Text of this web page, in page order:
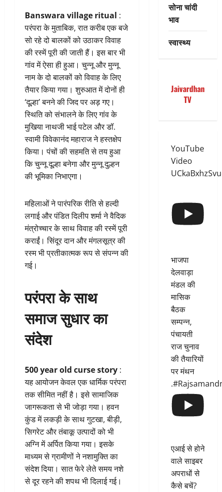
Banswara village ritual :
परंपरा के मुताबिक, रात करीब एक बजे
सो रहे दो बालकों को उठाकर विवाह
की रस्में पूरी की जाती हैं। इस बार भी
गांव में ऐसा ही हुआ। चुन्नू और मुन्नू
नाम के दो बालकों को विवाह के लिए
तैयार किया गया। शुरुआत में दोनों ही
‘दूल्हा’ बनने की जिद पर अड़ गए।
स्थिति को संभालने के लिए गांव के
मुखिया नाथजी भाई पटेल और डॉ.
स्वामी विवेकानंद महाराज ने हस्तक्षेप
किया। पंचों की सहमति से तय हुआ
कि चुन्नू दूल्हा बनेगा और मुन्नू दुल्हन
की भूमिका निभाएगा।
महिलाओं ने पारंपरिक रीति से हल्दी
लगाई और पंडित दिलीप शर्मा ने वैदिक
मंत्रोच्चार के साथ विवाह की रस्में पूरी
कराईं। सिंदूर दान और मंगलसूत्र की
रस्म भी प्रतीकात्मक रूप से संपन्न की
गई।
परंपरा के साथ
समाज सुधार का
संदेश
500 year old curse story :
यह आयोजन केवल एक धार्मिक परंपरा
तक सीमित नहीं है। इसे सामाजिक
जागरूकता से भी जोड़ा गया। हवन
कुंड में लकड़ी के साथ गुटखा, बीड़ी,
सिगरेट और तंबाकू उत्पादों को भी
अग्नि में अर्पित किया गया। इसके
माध्यम से ग्रामीणों ने नशामुक्ति का
संदेश दिया। सात फेरे लेते समय नशे
से दूर रहने की शपथ भी दिलाई गई।
सोना चांदी
भाव
स्वास्थ्य
Jaivardhan
TV
YouTube
Video
भाजपा
देलवाड़ा
मंडल की
मासिक
बैठक
सम्पन्न,
पंचायती
राज चुनाव
की तैयारियों
पर मंथन
एआई से होने
वाले साइबर
अपराधों से
कैसे बचें?